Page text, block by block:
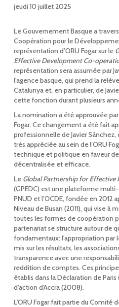
jeudi 10 juillet 2025
Le Gouvernement Basque a
Coopération pour le
représentation d’ORU Fogar sur le
Effective Development Co-
représentation sera assumée par
l'agence basque, qui prend la
Catalunya et, en particulier, de
cette fonction durant plusieurs
La nomination a été approuvée par
Fogar. Ce changement a été fait
professionnelle de Javier
très appréciée au sein de l’ORU
technique et politique en faveur
décentralisée et efficace.
Le Global Partnership for
(GPEDC) est une plateforme
PNUD et l’OCDE, fondée en 2012
Niveau de Busan (2011), qui vise à
toutes les formes de coopération
partenariat se structure autour de
fondamentaux: l'appropriation par
mis sur les résultats, les
transparence avec une
reddition de comptes. Ces
établis dans la Déclaration de
d'action d'Accra (2008).
L'ORU Fogar fait partie du Comité